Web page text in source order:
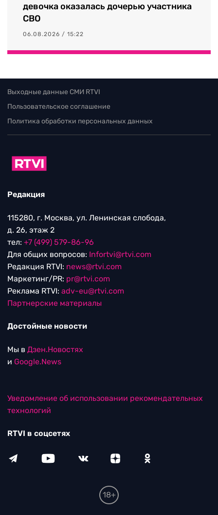
девочка оказалась дочерью участника
СВО
06.08.2026 / 15:22
Выходные данные СМИ RTVI
Пользовательское соглашение
Политика обработки персональных данных
Редакция
115280, г. Москва, ул. Ленинская слобода,
д. 26, этаж 2
тел: +7 (499) 579-86-96
Для общих вопросов: Infortvi@rtvi.com
Редакция RTVI: news@rtvi.com
Маркетинг/PR: pr@rtvi.com
Реклама RTVI: adv-eu@rtvi.com
Партнерские материалы
Достойные новости
Мы в Дзен.Новостях
и Google.News
Уведомление об использовании рекомендательных
технологий
RTVI в соцсетях
18+